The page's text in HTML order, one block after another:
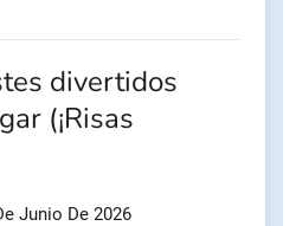
divertidos
(¡Risas
Junio De 2026